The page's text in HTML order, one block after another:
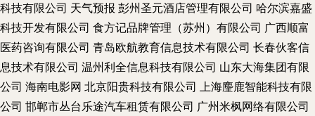
科技有限公司 天气预报 彭州圣元酒店管理有限公司 哈尔滨嘉盛
科技开发有限公司 食方记品牌管理（苏州）有限公司 广西顺富
医药咨询有限公司 青岛欧航教育信息技术有限公司 长春伙客信
息技术有限公司 温州利全信息科技有限公司 山东大海集团有限
公司 海南电影网 北京阳贵科技有限公司 上海麈鹿智能科技有限
公司 邯郸市丛台乐途汽车租赁有限公司 广州米枫网络有限公司